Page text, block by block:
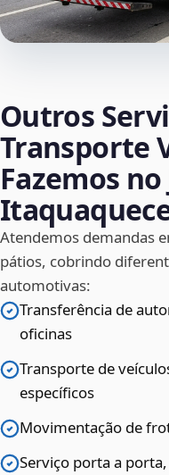
Outros
Transporte
Fazemos
Atendemos demandas
pátios, cobrindo
automotivas:
Transferência de
oficinas
Transporte de
específicos
Movimentação de
Serviço porta a